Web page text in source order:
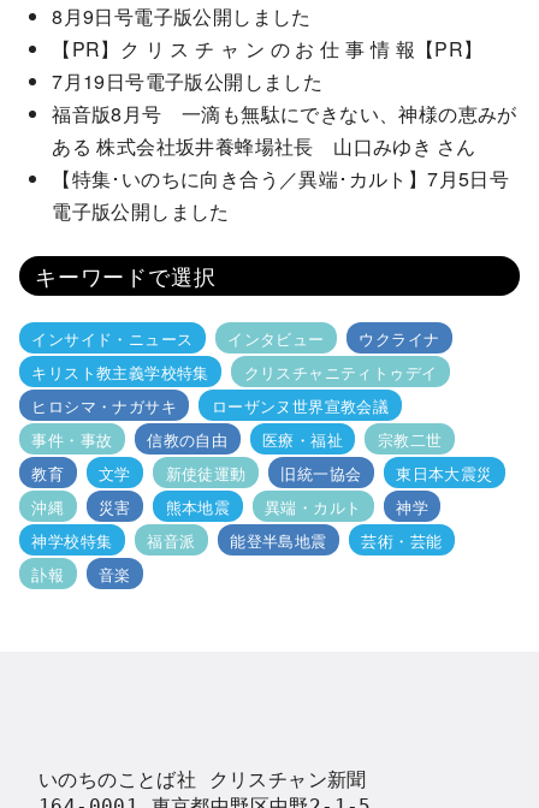
8月9日号電子版公開しました
【PR】ク リ ス チ ャ ン の お 仕 事 情 報【PR】
7月19日号電子版公開しました
福音版8月号 一滴も無駄にできない、神様の恵みが
ある 株式会社坂井養蜂場社長 山口みゆき さん
【特集･いのちに向き合う／異端･カルト】7月5日号
電子版公開しました
キーワードで選択
インサイド・ニュース インタビュー
ウクライナ
キリスト教主義学校特集
クリスチャニティトゥデイ
ヒロシマ・ナガサキ
ローザンヌ世界宣教会議
事件・事故
信教の自由 医療・福祉
宗教二世
教育
文学 新使徒運動 旧統一協会
東日本大震災
沖縄
災害 熊本地震 異端・カルト
神学
神学校特集
福音派 能登半島地震
芸術・芸能
訃報
音楽
いのちのことば社 クリスチャン新聞